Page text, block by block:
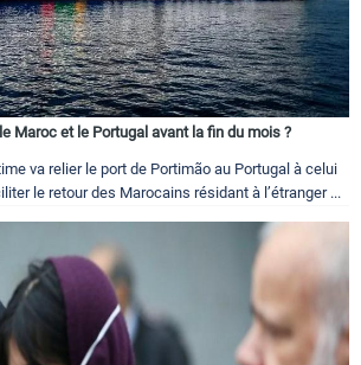
Maroc et le Portugal avant la fin du mois ?
va relier le port de Portimão au Portugal à celui
le retour des Marocains résidant à l’étranger ...